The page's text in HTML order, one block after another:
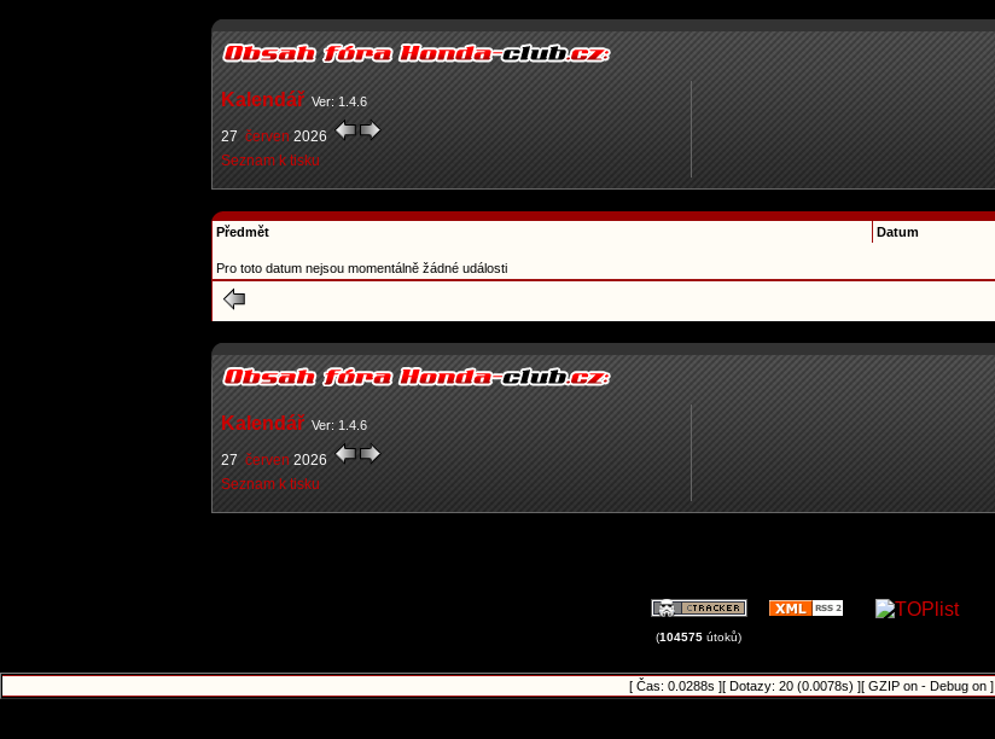
Kalendář Ver: 1.4.6
27 červen 2026
Seznam k tisku
Předmět Datum
Pro toto datum nejsou momentálně žádné události
Kalendář Ver: 1.4.6
27 červen 2026
Seznam k tisku
(104575 útoků)
[ Čas: 0.0288s ][ Dotazy: 20 (0.0078s) ][ GZIP on - Debug on ]